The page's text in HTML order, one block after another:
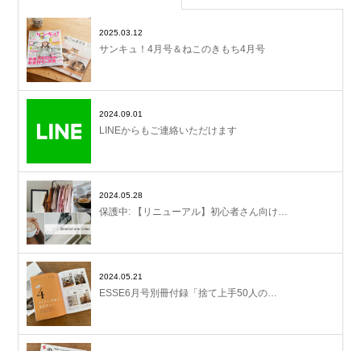
2025.03.12
サンキュ！4月号＆ねこのきもち4月号
2024.09.01
LINEからもご連絡いただけます
2024.05.28
保護中: 【リニューアル】初心者さん向け…
2024.05.21
ESSE6月号別冊付録「捨て上手50人の…